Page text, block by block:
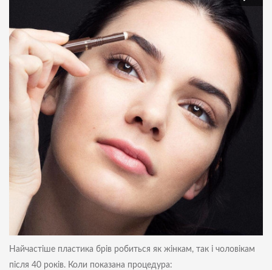
Найчастіше пластика брів робиться як жінкам, так і чоловікам
після 40 років. Коли показана процедура: